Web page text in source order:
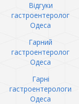
Відгуки
гастроентеролог
Одеса
Гарний
гастроентеролог
Одеса
Гарні
гастроентерологи
Одеса